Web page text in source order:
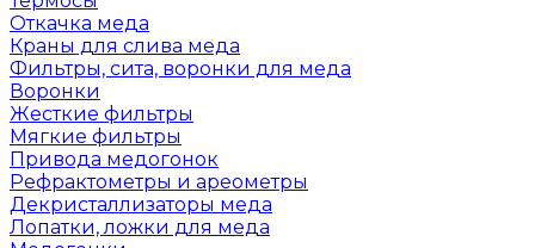
Откачка меда
Краны для слива меда
Фильтры, сита, воронки для меда
Воронки
Жесткие фильтры
Мягкие фильтры
Привода медогонок
Рефрактометры и ареометры
Декристаллизаторы меда
Лопатки, ложки для меда